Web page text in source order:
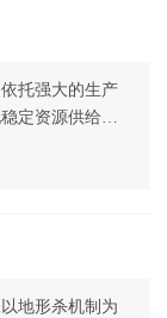
托强大的生产
定资源供给，
地形杀机制为